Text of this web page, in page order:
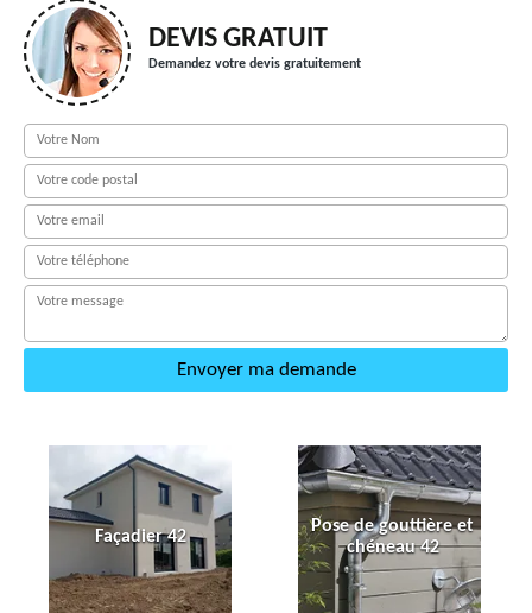
DEVIS GRATUIT
Demandez votre devis gratuitement
Façadier 42
Pose de gouttière et
chéneau 42